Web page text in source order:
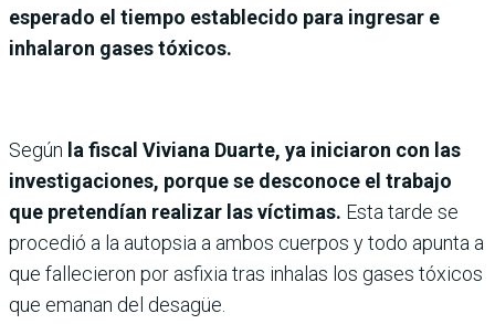
esperado el tiempo establecido para ingresar e
inhalaron gases tóxicos.
Según la fiscal Viviana Duarte, ya iniciaron con las
investigaciones, porque se desconoce el trabajo
que pretendían realizar las víctimas. Esta tarde se
procedió a la autopsia a ambos cuerpos y todo apunta a
que fallecieron por asfixia tras inhalas los gases tóxicos
que emanan del desagüe.